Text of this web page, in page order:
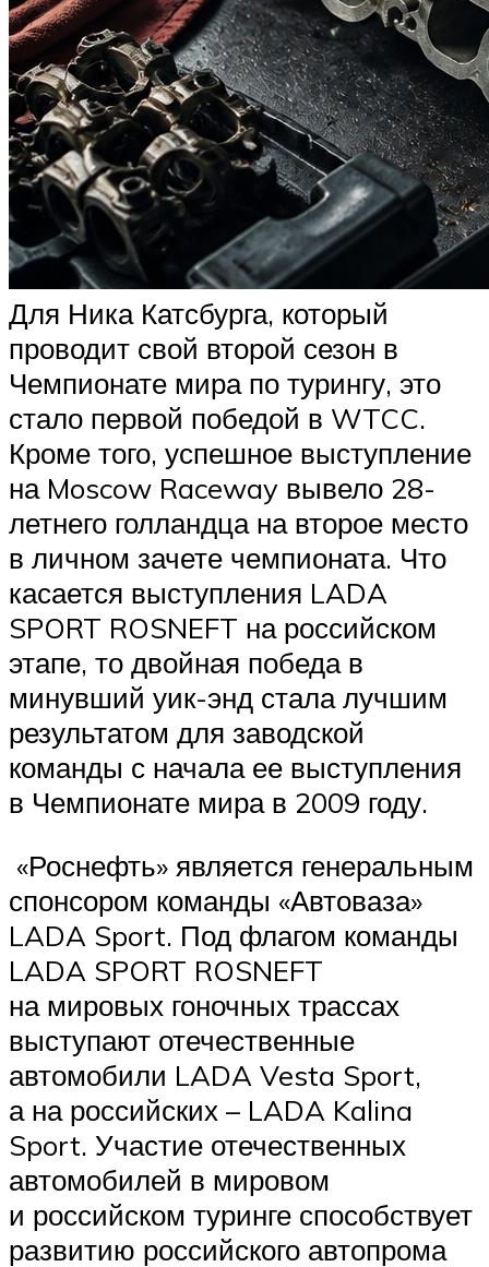
Для Ника Катсбурга, который
проводит свой второй сезон в
Чемпионате мира по турингу, это
стало первой победой в WTCC.
Кроме того, успешное выступление
на Moscow Raceway вывело 28-
летнего голландца на второе место
в личном зачете чемпионата. Что
касается выступления LADA
SPORT ROSNEFT на российском
этапе, то двойная победа в
минувший уик-энд стала лучшим
результатом для заводской
команды с начала ее выступления
в Чемпионате мира в 2009 году.
«Роснефть» является генеральным
спонсором команды «Автоваза»
LADA Sport. Под флагом команды
LADA SPORT ROSNEFT
на мировых гоночных трассах
выступают отечественные
автомобили LADA Vesta Sport,
а на российских – LADA Kalina
Sport. Участие отечественных
автомобилей в мировом
и российском туринге способствует
развитию российского автопрома